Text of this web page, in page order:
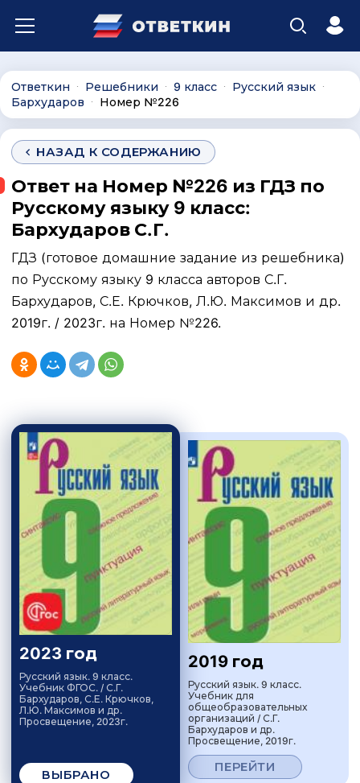
Ответкин ∙ Решебники ∙ 9 класс ∙ Русский язык ∙
Бархударов ∙ Номер №226
НАЗАД К СОДЕРЖАНИЮ
Ответ на Номер №226 из ГДЗ по
Русскому языку 9 класс:
Бархударов С.Г.
ГДЗ (готовое домашние задание из решебника)
по Русскому языку 9 класса авторов С.Г.
Бархударов, С.Е. Крючков, Л.Ю. Максимов и др.
2019г. / 2023г. на Номер №226.
2023 год
Русский язык. 9 класс.
Учебник ФГОС. / С.Г.
Бархударов, С.Е. Крючков,
Л.Ю. Максимов и др.
Просвещение, 2023г.
ВЫБРАНО
2019 год
Русский язык. 9 класс.
Учебник для
общеобразовательных
организаций / С.Г.
Бархударов и др.
Просвещение, 2019г.
ПЕРЕЙТИ